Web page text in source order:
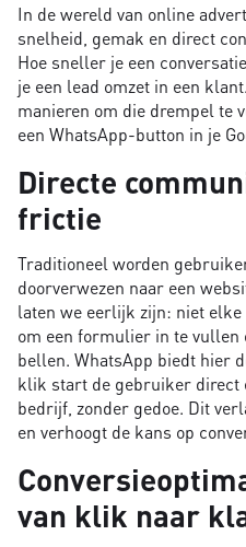
In de wereld van online
snelheid, gemak en direct
Hoe sneller je een
je een lead omzet in een
manieren om die drempel te
een WhatsApp-button in je
Directe
frictie
Traditioneel worden
doorverwezen naar een
laten we eerlijk zijn: niet
om een formulier in te vullen
bellen. WhatsApp biedt hier
klik start de gebruiker direct
bedrijf, zonder gedoe. Dit
en verhoogt de kans op
van klik naar